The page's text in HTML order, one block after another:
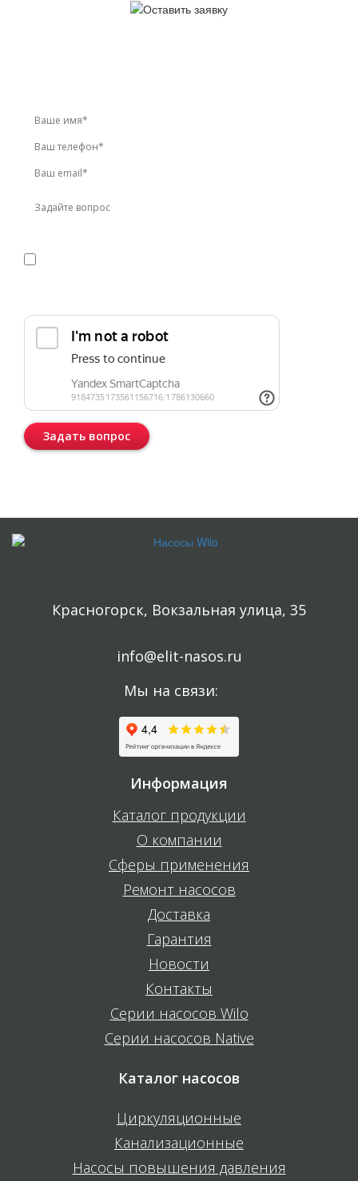
Задать вопрос
Красногорск, Вокзальная улица, 35
info@elit-nasos.ru
Мы на связи:
Информация
Каталог продукции
О компании
Сферы применения
Ремонт насосов
Доставка
Гарантия
Новости
Контакты
Серии насосов Wilo
Серии насосов Native
Каталог насосов
Циркуляционные
Канализационные
Насосы повышения давления